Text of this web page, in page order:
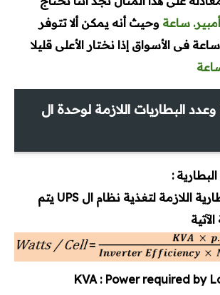
وحيث أنه يمكن ألا تتوفر
امبير ساعة فى الأسواق إذا نختار الأعلى قليلا
البطاريات اللازمة لوحدة ال
:
لحساب سعة البطارية اللازمة لتغذية نظام ال UPS يتم
KVA : Power required by